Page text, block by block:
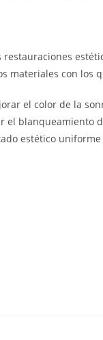
restauraciones
materiales con los
el color de la
el blanqueamiento
estético